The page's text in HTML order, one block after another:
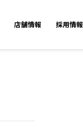
店舗情報 採用情報